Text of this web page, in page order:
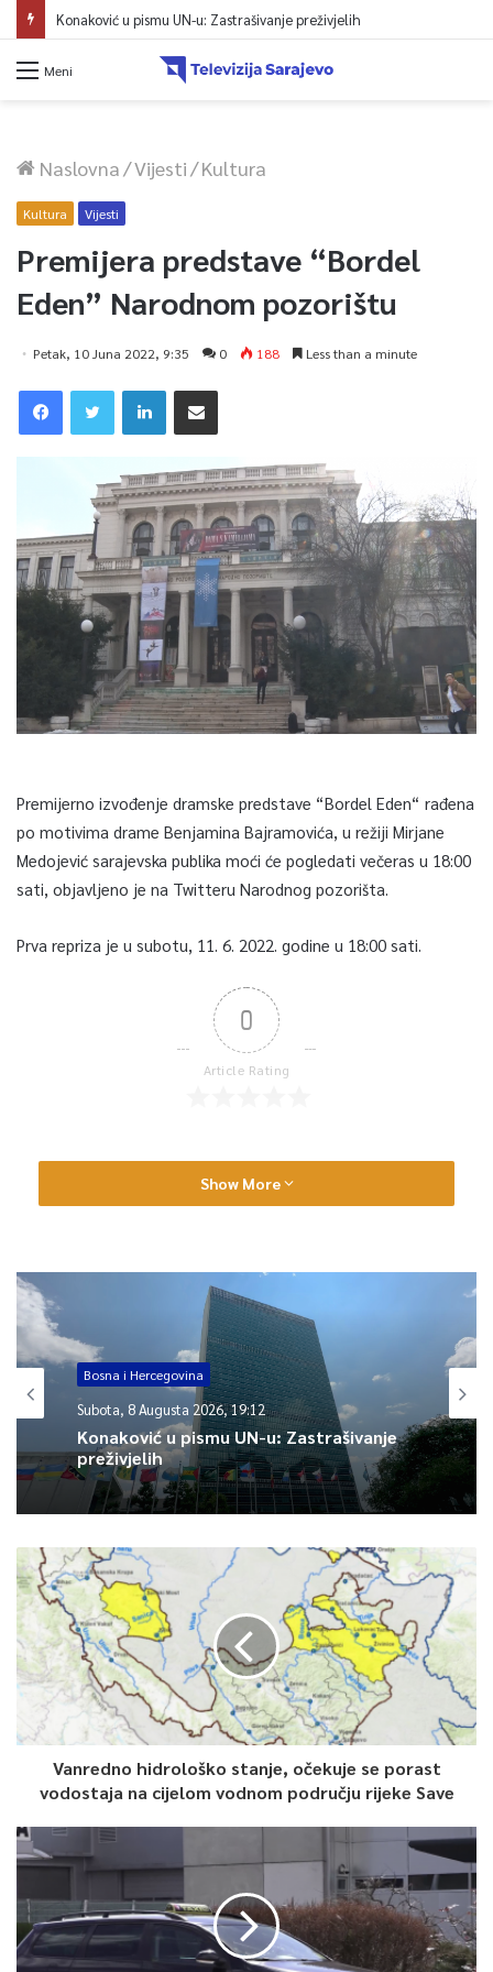
Konaković u pismu UN-u: Zastrašivanje preživjelih
Meni
Naslovna/Vijesti/Kultura
Kultura Vijesti
Premijera predstave “Bordel
Eden” Narodnom pozorištu
Petak, 10 Juna 2022, 9:35 0 188 Less than a minute
Premijerno izvođenje dramske predstave “Bordel Eden“ rađena
po motivima drame Benjamina Bajramovića, u režiji Mirjane
Medojević sarajevska publika moći će pogledati večeras u 18:00
sati, objavljeno je na Twitteru Narodnog pozorišta.
Prva repriza je u subotu, 11. 6. 2022. godine u 18:00 sati.
0
Article Rating
Show More
Bosna i Hercegovina
Subota, 8 Augusta 2026, 19:12
Konaković u pismu UN-u: Zastrašivanje
preživjelih
Vanredno hidrološko stanje, očekuje se porast
vodostaja na cijelom vodnom području rijeke Save